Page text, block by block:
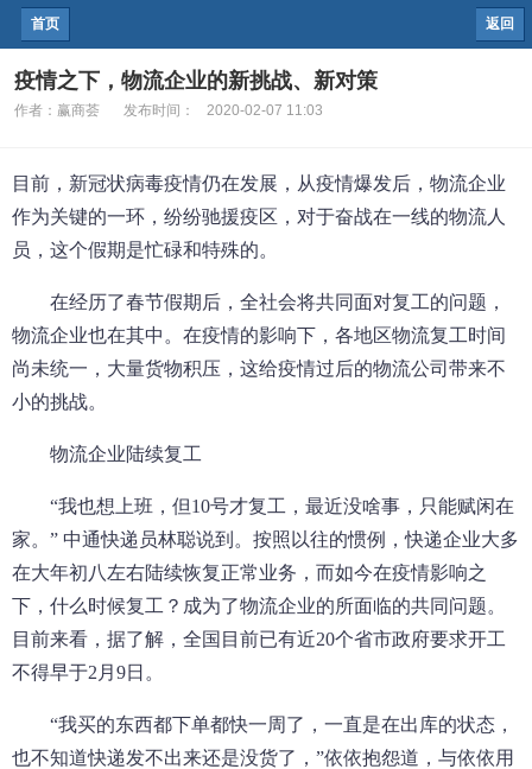
首页 返回
疫情之下，物流企业的新挑战、新对策
作者： 赢商荟 发布时间： 2020-02-07 11:03
目前，新冠状病毒疫情仍在发展，从疫情爆发后，物流企业
作为关键的一环，纷纷驰援疫区，对于奋战在一线的物流人
员，这个假期是忙碌和特殊的。
在经历了春节假期后，全社会将共同面对复工的问题，
物流企业也在其中。在疫情的影响下，各地区物流复工时间
尚未统一，大量货物积压，这给疫情过后的物流公司带来不
小的挑战。
物流企业陆续复工
“我也想上班，但10号才复工，最近没啥事，只能赋闲在
家。” 中通快递员林聪说到。按照以往的惯例，快递企业大多
在大年初八左右陆续恢复正常业务，而如今在疫情影响之
下，什么时候复工？成为了物流企业的所面临的共同问题。
目前来看，据了解，全国目前已有近20个省市政府要求开工
不得早于2月9日。
“我买的东西都下单都快一周了，一直是在出库的状态，
也不知道快递发不出来还是没货了，”依依抱怨道，与依依用